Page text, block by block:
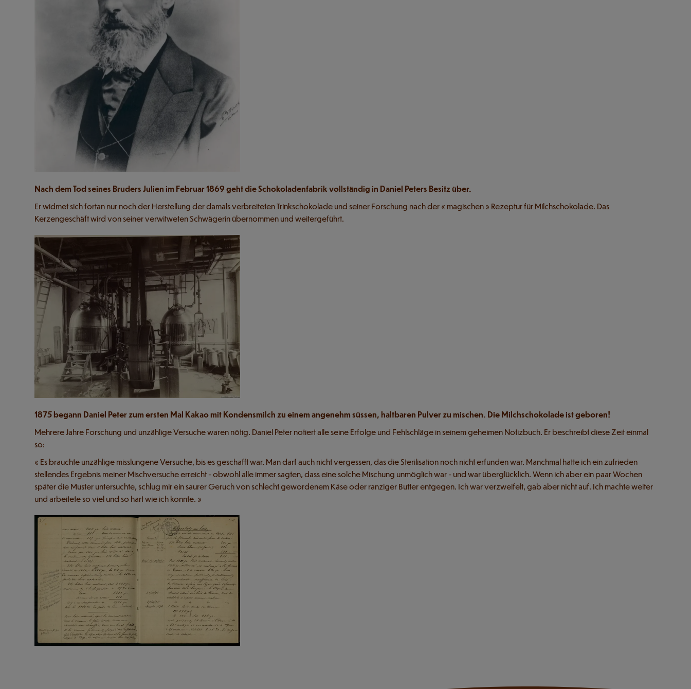
Nach dem Tod seines Bruders Julien im Februar 1869 geht die Schokoladenfabrik vollständig in Daniel Peters Besitz über.
Er widmet sich fortan nur noch der Herstellung der damals verbreiteten Trinkschokolade und seiner Forschung nach der « magischen » Rezeptur für Milchschokolade. Das
Kerzengeschäft wird von seiner verwitweten Schwägerin übernommen und weitergeführt.
1875 begann Daniel Peter zum ersten Mal Kakao mit Kondensmilch zu einem angenehm süssen, haltbaren Pulver zu mischen. Die Milchschokolade ist geboren!
Mehrere Jahre Forschung und unzählige Versuche waren nötig. Daniel Peter notiert alle seine Erfolge und Fehlschläge in seinem geheimen Notizbuch. Er beschreibt diese Zeit einmal
so:
« Es brauchte unzählige misslungene Versuche, bis es geschafft war. Man darf auch nicht vergessen, das die Sterilisation noch nicht erfunden war. Manchmal hatte ich ein zufrieden
stellendes Ergebnis meiner Mischversuche erreicht - obwohl alle immer sagten, dass eine solche Mischung unmöglich war - und war überglücklich. Wenn ich aber ein paar Wochen
später die Muster untersuchte, schlug mir ein saurer Geruch von schlecht gewordenem Käse oder ranziger Butter entgegen. Ich war verzweifelt, gab aber nicht auf. Ich machte weiter
und arbeitete so viel und so hart wie ich konnte. »